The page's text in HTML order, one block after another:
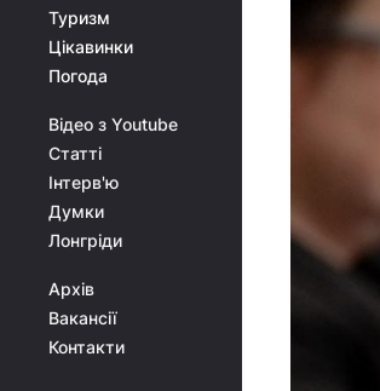
Туризм
Цікавинки
Погода
Відео з Youtube
Статті
Інтерв'ю
Думки
Лонгріди
Архів
Вакансії
Контакти